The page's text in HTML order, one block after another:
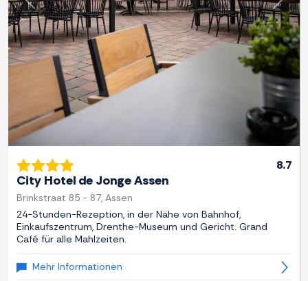
Zurück
8.7
City Hotel de Jonge Assen
Brinkstraat 85 - 87, Assen
24-Stunden-Rezeption, in der Nähe von Bahnhof,
Einkaufszentrum, Drenthe-Museum und Gericht. Grand
Café für alle Mahlzeiten.
Mehr Informationen